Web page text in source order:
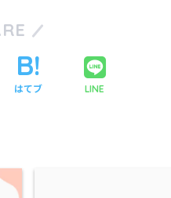
はてブ LINE